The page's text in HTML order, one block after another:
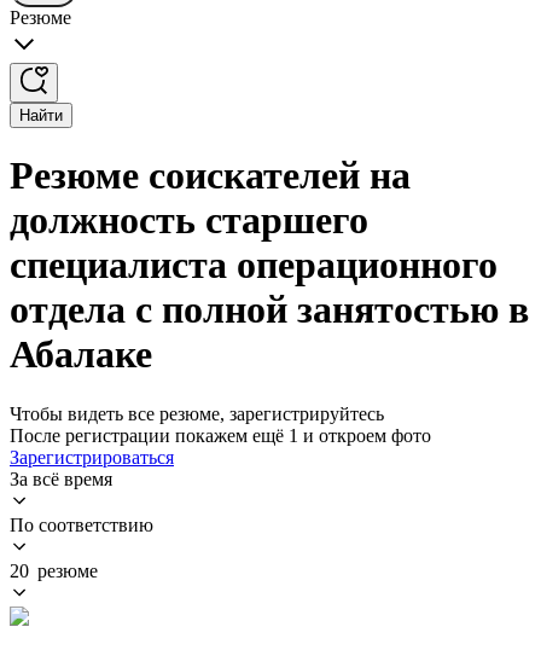
Резюме
Найти
Резюме соискателей на
должность старшего
специалиста операционного
отдела с полной занятостью в
Абалаке
Чтобы видеть все резюме, зарегистрируйтесь
После регистрации покажем ещё 1 и откроем фото
Зарегистрироваться
За всё время
По соответствию
20 резюме